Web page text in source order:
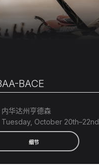
BACE
内华达州亨德森
Tuesday, October 20th–22nd
细节